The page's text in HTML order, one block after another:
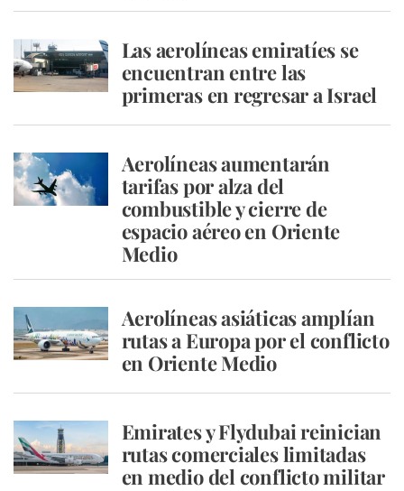
Las aerolíneas emiratíes se
encuentran entre las
primeras en regresar a Israel
Aerolíneas aumentarán
tarifas por alza del
combustible y cierre de
espacio aéreo en Oriente
Medio
Aerolíneas asiáticas amplían
rutas a Europa por el conflicto
en Oriente Medio
Emirates y Flydubai reinician
rutas comerciales limitadas
en medio del conflicto militar